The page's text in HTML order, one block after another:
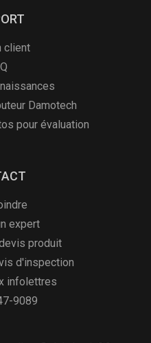
client
Damotech
pour évaluation
expert
produit
d'inspection
infolettres
9089